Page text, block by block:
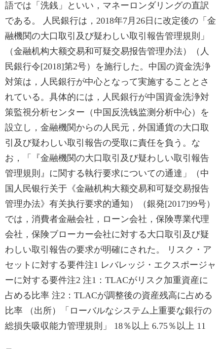
語では「洗銭」といい，マネーロンダリングの直訳
である。 人民銀行は，2018年7月26日に改定後の「金
融機関の大口取引及び疑わしい取引報告管理規則」
（金融机构大额交易和可疑交易报告管理办法）（人
民銀行令[2018]第2号）を施行した。中国の資金洗浄
対策は，人民銀行が中心となって実施することとさ
れている。具体的には，人民銀行が中国資金洗浄対
策監視分析センター（中国反洗钱监测分析中心）を
設立し，金融機関からの人民元，外国通貨の大口取
引及び疑わしい取引報告の受取に責任を負う。な
お，「『金融機関の大口取引及び疑わしい取引報告
管理規則』に関する執行要求についての通達」（中
国人民银行关于《金融机构大额交易和可疑交易报告
管理办法》有关执行要求的通知）（銀発[2017]99号）
では，消費者金融会社，ローン会社，保険専業代理
会社，保険ブローカー会社に対する大口取引及び疑
わしい取引報告の要求が明確にされた。 リスク・ア
セットに対する要件注1 レバレッジ・エクスポージャ
ーに対する要件注2 注1：TLACがリスク加重資産に
占める比率 注2：TLACが調整後の資産残高に占める
比率 （出所）「ローバルなシステム上重要な銀行の
総損失吸収能力管理規則」 18％以上 6.75％以上 11